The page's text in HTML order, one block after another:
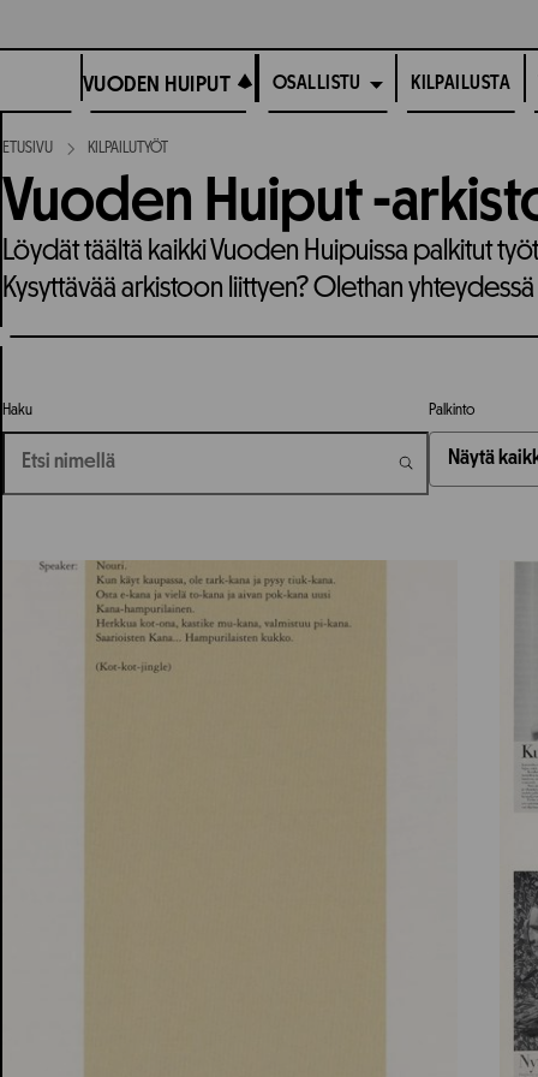
suoraan
VUODEN HUIPUT
VUODEN HUIPUT OSALLISTU KILPAILUSTA
ETUSIVU KILPAILUTYÖT
Vuoden Huiput -
Löydät täältä kaikki Vuoden Huipuissa palkitut
Kysyttävää arkistoon liittyen? Olethan
Haku Palkinto